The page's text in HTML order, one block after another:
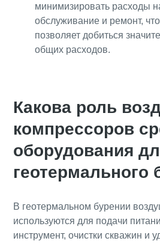
минимизировать расходы
обслуживание и ремонт,
позволяет добиться
общих расходов.
Какова роль
компрессоров
оборудования
геотермального
В геотермальном бурении
используются для подачи
инструмент, очистки скважин и